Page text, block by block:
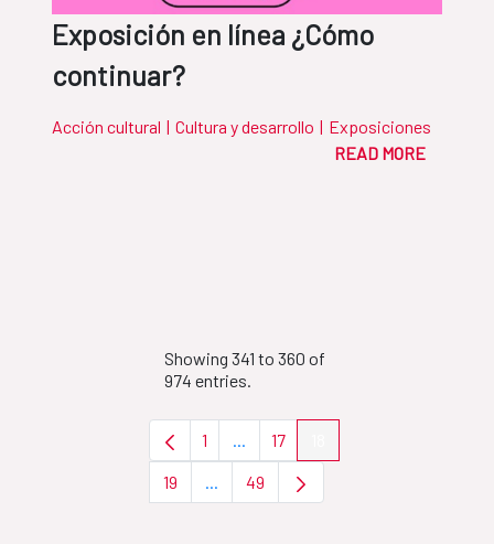
Exposición en línea ¿Cómo
continuar?
Acción cultural | Cultura y desarrollo | Exposiciones
READ MORE
Showing 341 to 360 of
974 entries.
Page
1 ...Intermediate Pages Use TAB to
Page
17
Page
19 ...Intermediate Pages Use TAB to
Page
49